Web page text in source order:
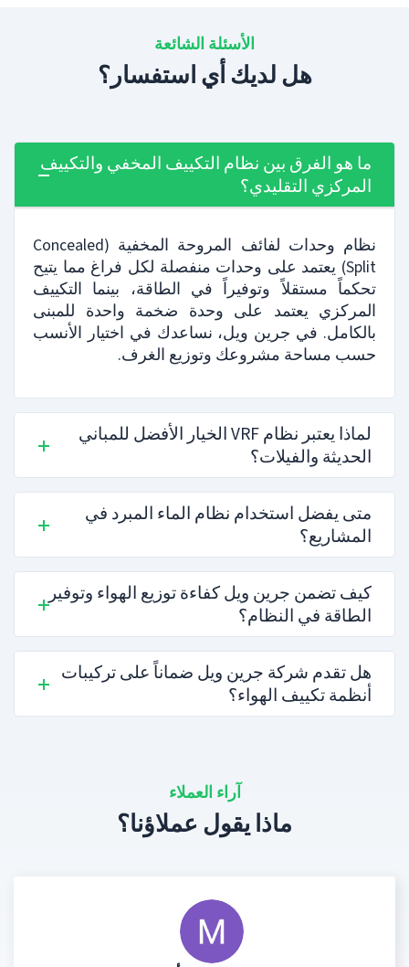
الأسئلة الشائعة
هل لديك أي استفسار؟
ما هو الفرق بين نظام التكييف المخفي والتكييف
المركزي التقليدي؟
نظام وحدات لفائف المروحة المخفية (Concealed
Split) يعتمد على وحدات منفصلة لكل فراغ مما يتيح
تحكماً مستقلاً وتوفيراً في الطاقة، بينما التكييف
المركزي يعتمد على وحدة ضخمة واحدة للمبنى
بالكامل. في جرين ويل، نساعدك في اختيار الأنسب
حسب مساحة مشروعك وتوزيع الغرف.
لماذا يعتبر نظام VRF الخيار الأفضل للمباني
الحديثة والفيلات؟
متى يفضل استخدام نظام الماء المبرد في
المشاريع؟
كيف تضمن جرين ويل كفاءة توزيع الهواء وتوفير
الطاقة في النظام؟
هل تقدم شركة جرين ويل ضماناً على تركيبات
أنظمة تكييف الهواء؟
آراء العملاء
ماذا يقول عملاؤنا؟